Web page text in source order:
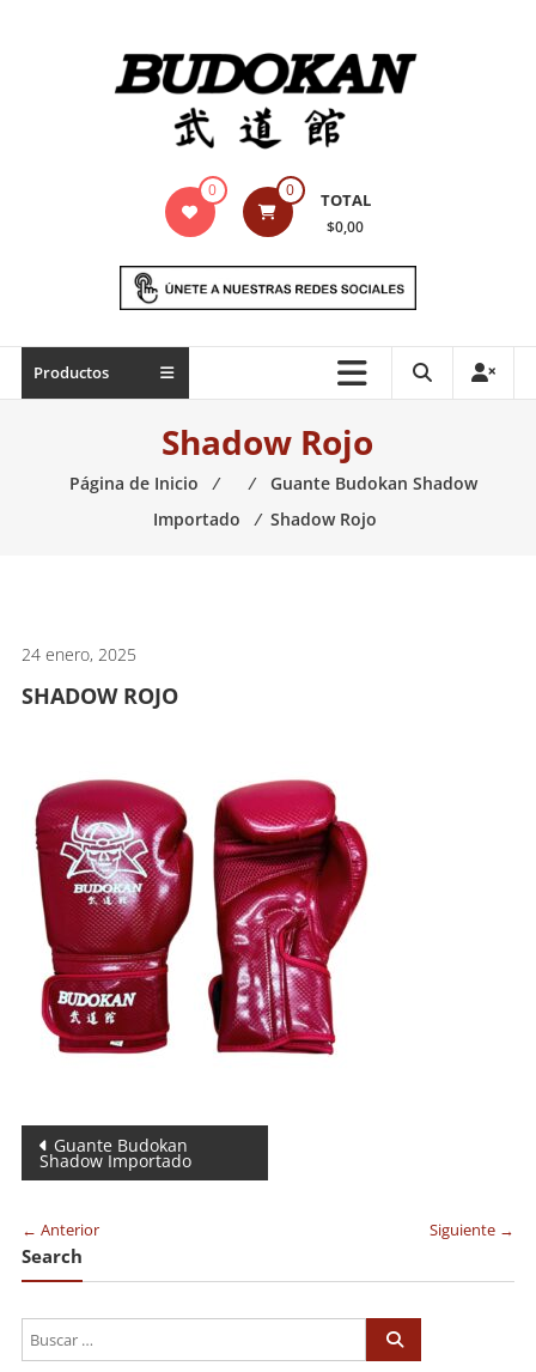
Indumentaria
marciales
Todo
necesario
0 0 TOTAL
$0,00
Productos
Shadow Rojo
Página de Inicio ⁄ ⁄
Guante Budokan Shadow
Importado
⁄ Shadow Rojo
24 enero, 2025
SHADOW ROJO
Navegación
de
entradas
Guante Budokan
Shadow Importado
← Anterior Siguiente →
Search